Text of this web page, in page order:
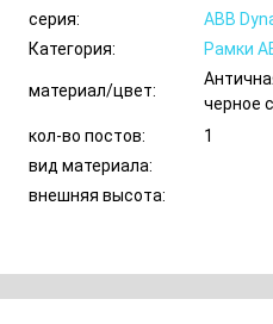
серия:
ABB
Категория:
Рамки
материал/цвет:
черное
кол-во постов:
1
вид материала:
внешняя высота: